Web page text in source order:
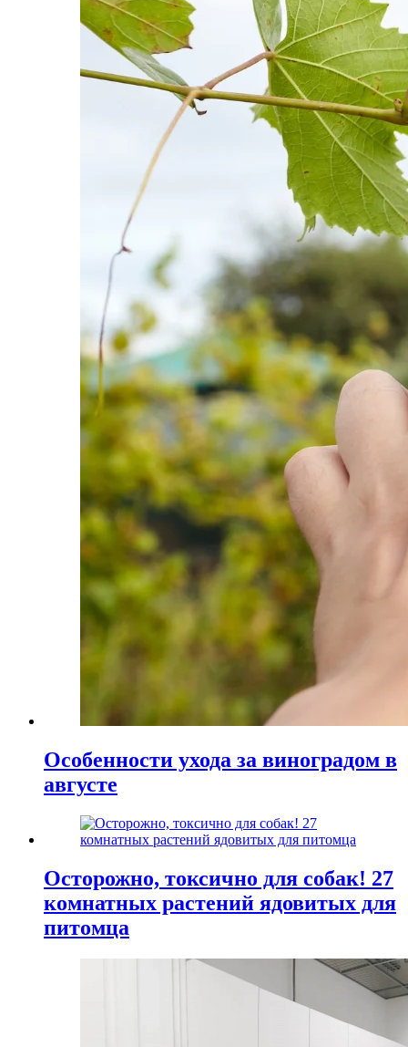
Особенности ухода за виноградом в
августе
Осторожно, токсично для собак! 27
комнатных растений ядовитых для
питомца